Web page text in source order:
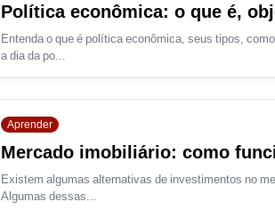
Política econômica: o que é,
Entenda o que é política econômica, seus tipos,
a dia da po...
Aprender
Mercado imobiliário: como
Existem algumas alternativas de investimentos no
Algumas dessas...